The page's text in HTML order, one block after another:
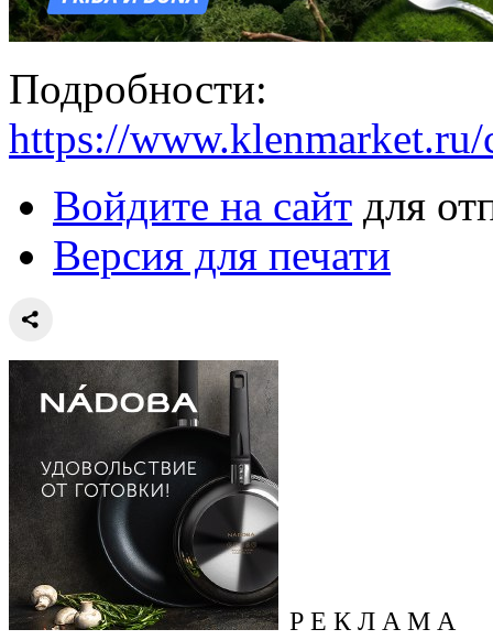
Подробности:
https://
Войдите на сайт для
Версия для печати
Р Е К Л А М А